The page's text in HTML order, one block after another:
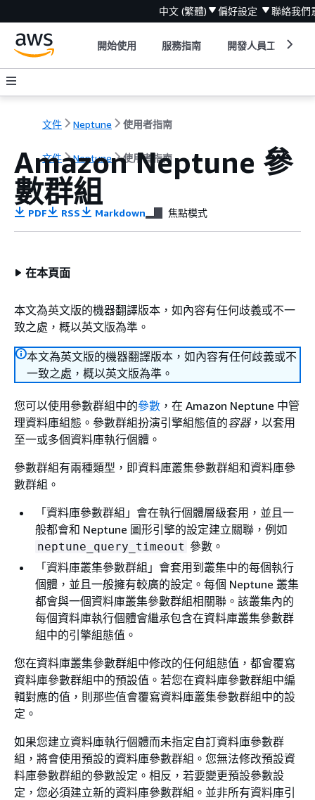
中文 (繁體) 偏好設定 聯絡我們
開始使用 服務指南 開發人員工具
文件 Neptune 使用者指南
文件 Neptune 使用者指南
Amazon Neptune 參
數群組
PDF RSS Markdown 焦點模式
在本頁面
本文為英文版的機器翻譯版本，如內容有任何歧義或不一
致之處，概以英文版為準。
本文為英文版的機器翻譯版本，如內容有任何歧義或不
一致之處，概以英文版為準。
您可以使用參數群組中的參數 ，在 Amazon Neptune 中管
理資料庫組態。參數群組扮演引擎組態值的容器，以套用
至一或多個資料庫執行個體。
參數群組有兩種類型，即資料庫叢集參數群組和資料庫參
數群組。
「資料庫參數群組」 會在執行個體層級套用，並且一
般都會和 Neptune 圖形引擎的設定建立關聯，例如
neptune_query_timeout 參數。
「資料庫叢集參數群組」 會套用到叢集中的每個執行
個體，並且一般擁有較廣的設定。每個 Neptune 叢集
都會與一個資料庫叢集參數群組相關聯。該叢集內的
每個資料庫執行個體會繼承包含在資料庫叢集參數群
組中的引擎組態值。
您在資料庫叢集參數群組中修改的任何組態值，都會覆寫
資料庫參數群組中的預設值。若您在資料庫參數群組中編
輯對應的值，則那些值會覆寫資料庫叢集參數群組中的設
定。
如果您建立資料庫執行個體而未指定自訂資料庫參數群
組，將會使用預設的資料庫參數群組。您無法修改預設資
料庫參數群組的參數設定。相反，若要變更預設參數設
定，您必須建立新的資料庫參數群組。並非所有資料庫引